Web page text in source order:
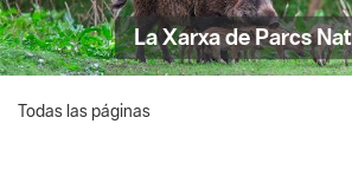
La Xarxa de Parcs
Todas las páginas